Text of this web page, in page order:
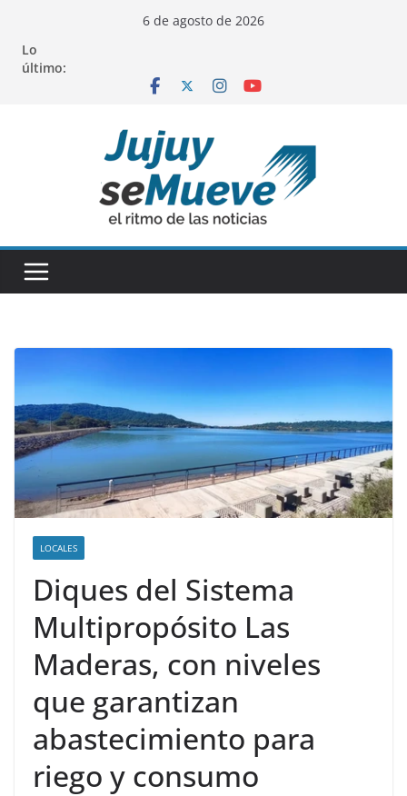
contenido
6 de agosto de 2026
Lo
último:
LOCALES
Diques del Sistema
Multipropósito Las
Maderas, con niveles
que garantizan
abastecimiento para
riego y consumo